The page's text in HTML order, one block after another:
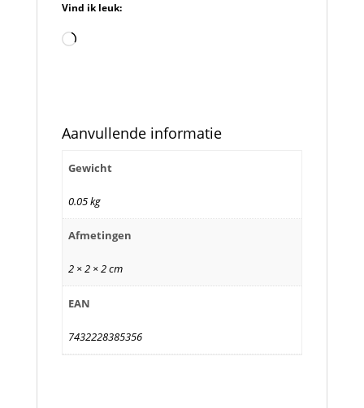
Vind ik leuk:
Aan
Aanvullende informatie
Gewicht
0.05 kg
Afmetingen
2 × 2 × 2 cm
EAN
7432228385356